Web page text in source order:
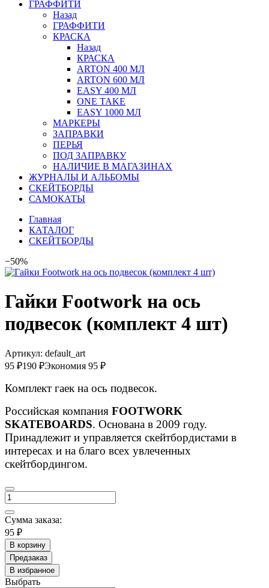
ГРАФФИТИ
Назад
ГРАФФИТИ
КРАСКА
Назад
КРАСКА
ARTON 400 МЛ
ARTON 600 МЛ
EASY 400 МЛ
ONE TAKE
EASY 1000 МЛ
МАРКЕРЫ
ЗАПРАВКИ
ПЕРЬЯ
ПОД ЗАПРАВКУ
НАЛИЧИЕ В МАГАЗИНАХ
ЖУРНАЛЫ И АЛЬБОМЫ
СКЕЙТБОРДЫ
САМОКАТЫ
Главная
КАТАЛОГ
СКЕЙТБОРДЫ
−50%
Гайки Footwork на ось
подвесок (комплект 4 шт)
Артикул: default_art
95 ₽190 ₽Экономия 95 ₽
Комплект гаек на ось подвесок.
Российская компания FOOTWORK
SKATEBOARDS. Основана в 2009 году.
Принадлежит и управляется скейтбордистами в
интересах и на благо всех увлеченных
скейтбордингом.
Сумма заказа:
95 ₽
В корзину
Предзаказ
В избранное
Выбрать